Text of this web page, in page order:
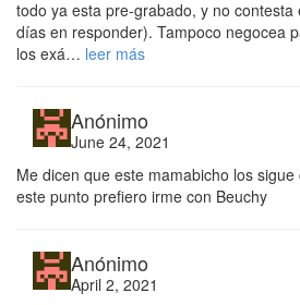
todo ya esta pre-grabado, y no
días en responder). Tampoco negocea
los exá… leer más
Anónimo
June 24, 2021
Me dicen que este mamabicho los
este punto prefiero irme con Beuchy
Anónimo
April 2, 2021